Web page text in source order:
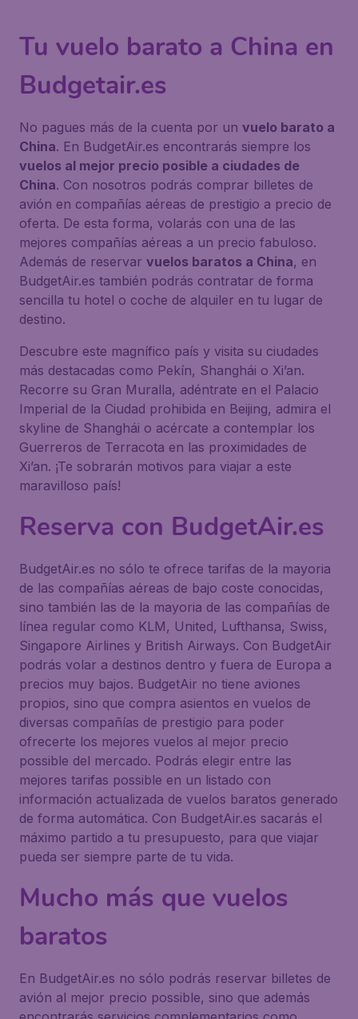
Tu vuelo barato a China en
Budgetair.es
No pagues más de la cuenta por un vuelo barato a
China. En BudgetAir.es encontrarás siempre los
vuelos al mejor precio posible a ciudades de
China. Con nosotros podrás comprar billetes de
avión en compañías aéreas de prestigio a precio de
oferta. De esta forma, volarás con una de las
mejores compañías aéreas a un precio fabuloso.
Además de reservar vuelos baratos a China, en
BudgetAir.es también podrás contratar de forma
sencilla tu hotel o coche de alquiler en tu lugar de
destino.
Descubre este magnífico país y visita su ciudades
más destacadas como Pekín, Shanghái o Xi’an.
Recorre su Gran Muralla, adéntrate en el Palacio
Imperial de la Ciudad prohibida en Beijing, admira el
skyline de Shanghái o acércate a contemplar los
Guerreros de Terracota en las proximidades de
Xi’an. ¡Te sobrarán motivos para viajar a este
maravilloso país!
Reserva con BudgetAir.es
BudgetAir.es no sólo te ofrece tarifas de la mayoria
de las compañías aéreas de bajo coste conocidas,
sino también las de la mayoria de las compañías de
línea regular como KLM, United, Lufthansa, Swiss,
Singapore Airlines y British Airways. Con BudgetAir
podrás volar a destinos dentro y fuera de Europa a
precios muy bajos. BudgetAir no tiene aviones
propios, sino que compra asientos en vuelos de
diversas compañías de prestigio para poder
ofrecerte los mejores vuelos al mejor precio
possible del mercado. Podrás elegir entre las
mejores tarifas possible en un listado con
información actualizada de vuelos baratos generado
de forma automática. Con BudgetAir.es sacarás el
máximo partido a tu presupuesto, para que viajar
pueda ser siempre parte de tu vida.
Mucho más que vuelos
baratos
En BudgetAir.es no sólo podrás reservar billetes de
avión al mejor precio possible, sino que además